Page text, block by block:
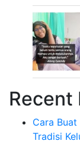
Recent
Cara
Tradisi